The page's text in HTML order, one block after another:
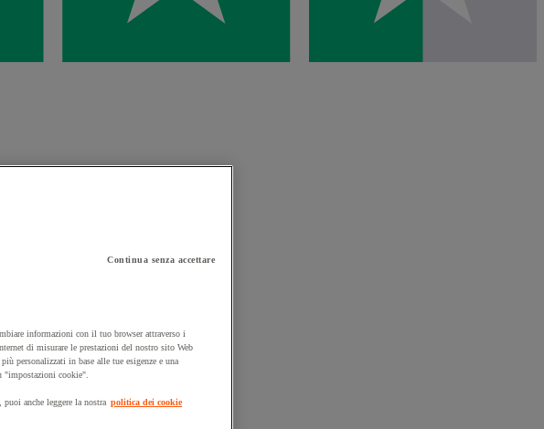
Prodotti in pronta consegna
Continua senza accettare
informazioni con il tuo browser attraverso i
di misurare le prestazioni del nostro sito Web
personalizzati in base alle tue esigenze e una
"impostazioni cookie".
anche leggere la nostra politica dei cookie